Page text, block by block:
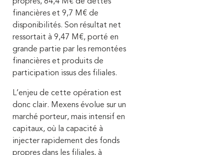
propres, 84,4 M€ de dettes
financières et 9,7 M€ de
disponibilités. Son résultat net
ressortait à 9,47 M€, porté en
grande partie par les remontées
financières et produits de
participation issus des filiales.
L’enjeu de cette opération est
donc clair. Mexens évolue sur un
marché porteur, mais intensif en
capitaux, où la capacité à
injecter rapidement des fonds
propres dans les filiales, à